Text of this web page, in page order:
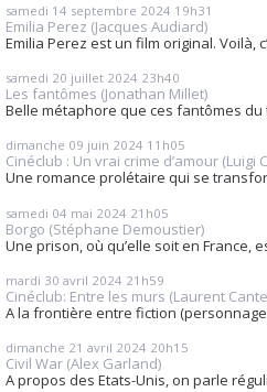
samedi 14 septembre 2024 19h31
Emilia Perez (Jacques Audiard)
Emilia Perez est un film original. Voilà,
samedi 20 juillet 2024 23h40
Les fantômes (Jonathan Millet)
Belle métaphore que ces fantômes du
dimanche 09 juin 2024 11h05
Cinéclub : Un vrai crime d’amour (Luigi
Une romance prolétaire qui se
samedi 04 mai 2024 21h05
Borgo (Stéphane Demoustier)
Une prison, où qu’elle soit en France,
mardi 30 avril 2024 21h59
Cinéclub: Entre les murs (Laurent
A la frontière entre fiction
dimanche 21 avril 2024 20h15
Civil War (Alex Garland)
A propos des Etats-Unis, on parle